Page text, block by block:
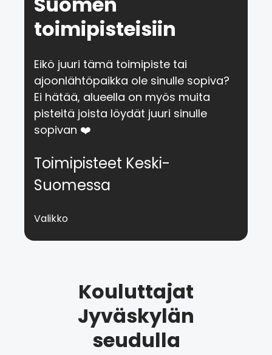
toimipisteisiin
Eikö juuri tämä toimipiste tai
ajoonlähtöpaikka ole sinulle sopiva?
Ei hätää, alueella on myös muita
pisteitä joista löydät juuri sinulle
sopivan ❤️
Toimipisteet Keski-
Suomessa
Valikko
Kouluttajat
Jyväskylän
seudulla